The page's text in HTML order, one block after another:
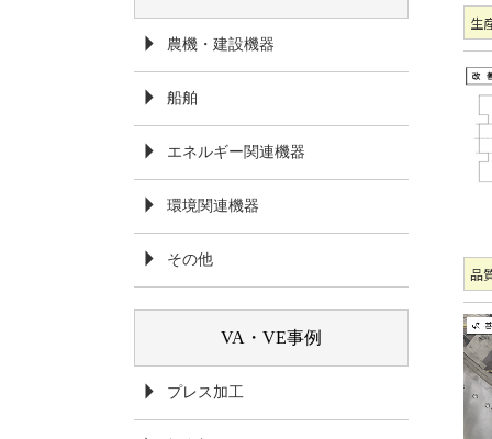
生
品
農機・建設機器
船舶
エネルギー関連機器
環境関連機器
その他
VA・VE事例
プレス加工